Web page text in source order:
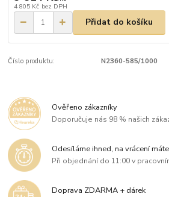
4 805 Kč bez DPH
Přidat do košíku
Číslo produktu: N2360-585/1000
Ověřeno zákazníky
Doporučuje nás 98 % našich
Odesíláme ihned, na vrácení
Při objednání do 11:00 v
Doprava ZDARMA + dárek